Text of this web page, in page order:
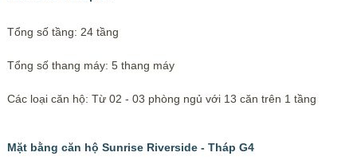
Tổng số tầng: 24 tầng
Tổng số thang máy: 5 thang máy
Các loại căn hộ: Từ 02 - 03 phòng ngủ với 13 căn trên 1 tầng
Mặt bằng căn hộ Sunrise Riverside - Tháp G4